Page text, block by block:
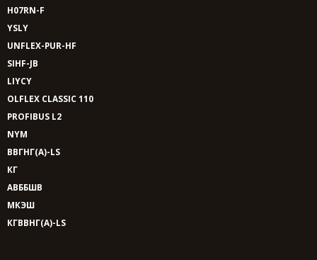
H07RN-F
YSLY
UNFLEX-PUR-HF
SIHF-JB
LIYCY
OLFLEX CLASSIC 110
PROFIBUS L2
NYM
ВВГНГ(A)-LS
КГ
АВББШВ
МКЭШ
КГВВНГ(A)-LS